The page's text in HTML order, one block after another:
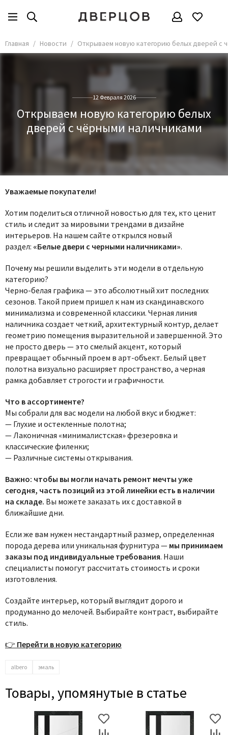
Главная Новости Открываем новую категорию белых дверей с
12 Февраля 2026
Открываем новую категорию белых
дверей с чёрными наличниками
Уважаемые покупатели!
Хотим поделиться отличной новостью для тех, кто ценит
стиль и следит за мировыми трендами в дизайне
интерьеров. На нашем сайте открылся новый
раздел: «Белые двери с черными наличниками».
Почему мы решили выделить эти модели в отдельную
категорию?
Черно-белая графика — это абсолютный хит последних
сезонов. Такой прием пришел к нам из скандинавского
минимализма и современной классики. Черная линия
наличника создает четкий, архитектурный контур, делает
геометрию помещения выразительной и завершенной. Это
не просто дверь — это смелый акцент, который
превращает обычный проем в арт-объект. Белый цвет
полотна визуально расширяет пространство, а черная
рамка добавляет строгости и графичности.
Что в ассортименте?
Мы собрали для вас модели на любой вкус и бюджет:
— Глухие и остекленные полотна;
— Лаконичная «минималистская» фрезеровка и
классические филенки;
— Различные системы открывания.
Важно: чтобы вы могли начать ремонт мечты уже
сегодня, часть позиций из этой линейки есть в наличии
на складе. Вы можете заказать их с доставкой в
ближайшие дни.
Если же вам нужен нестандартный размер, определенная
порода дерева или уникальная фурнитура — мы принимаем
заказы под индивидуальные требования. Наши
специалисты помогут рассчитать стоимость и сроки
изготовления.
Создайте интерьер, который выглядит дорого и
продуманно до мелочей. Выбирайте контраст, выбирайте
стиль.
👉 Перейти в новую категорию
albero эмаль
Товары, упомянутые в статье